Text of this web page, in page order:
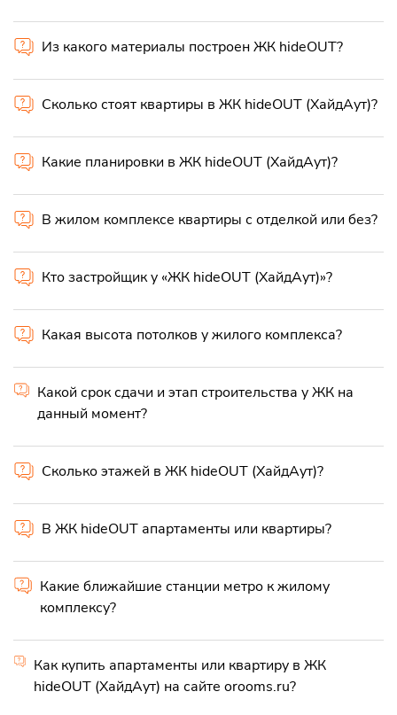
Из какого материалы построен ЖК hideOUT?
Сколько стоят квартиры в ЖК hideOUT (ХайдАут)?
Какие планировки в ЖК hideOUT (ХайдАут)?
В жилом комплексе квартиры с отделкой или без?
Кто застройщик у «ЖК hideOUT (ХайдАут)»?
Какая высота потолков у жилого комплекса?
Какой срок сдачи и этап строительства у ЖК на
данный момент?
Сколько этажей в ЖК hideOUT (ХайдАут)?
В ЖК hideOUT апартаменты или квартиры?
Какие ближайшие станции метро к жилому
комплексу?
Как купить апартаменты или квартиру в ЖК
hideOUT (ХайдАут) на сайте orooms.ru?